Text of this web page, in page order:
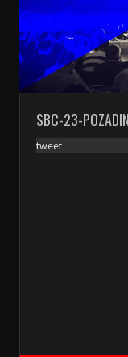
SBC-23-
tweet